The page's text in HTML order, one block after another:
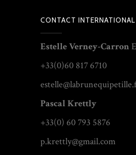
CONTACT INTERNATIONAL
Estelle Verney-Carron
+33(0)60 817 6710
Pascal Krettly
+33(0) 60 793 5876
p.krettly@gmail.com